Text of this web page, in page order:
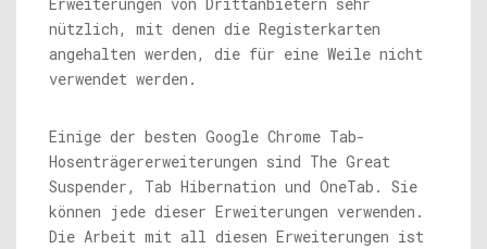
nützlich, mit denen die Registerkarten
angehalten werden, die für eine Weile nicht
verwendet werden.
Einige der besten Google Chrome Tab-
Hosenträgererweiterungen sind The Great
Suspender, Tab Hibernation und OneTab. Sie
können jede dieser Erweiterungen verwenden.
Die Arbeit mit all diesen Erweiterungen ist